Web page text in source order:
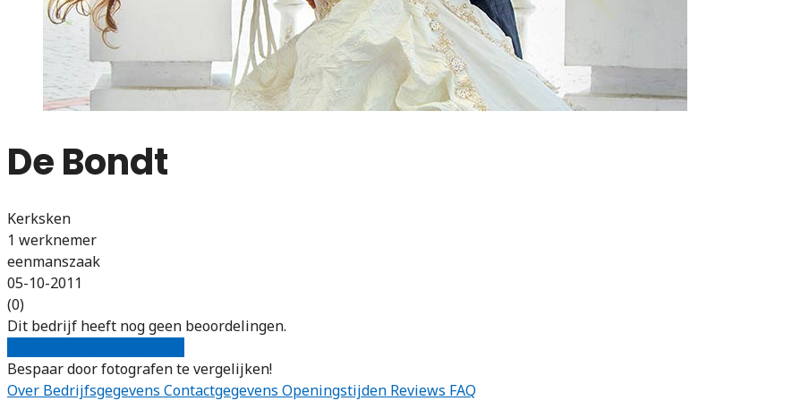
De Bondt
Kerksken
1 werknemer
eenmanszaak
05-10-2011
(0)
Dit bedrijf heeft nog geen beoordelingen.
Bespaar door fotografen te vergelijken!
Over Bedrijfsgegevens Contactgegevens Openingstijden Reviews FAQ